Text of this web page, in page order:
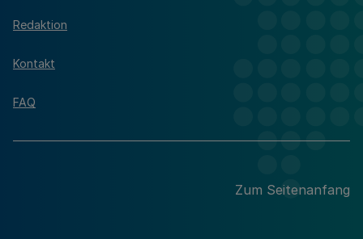
Redaktion
Kontakt
FAQ
Zum Seitenanfang